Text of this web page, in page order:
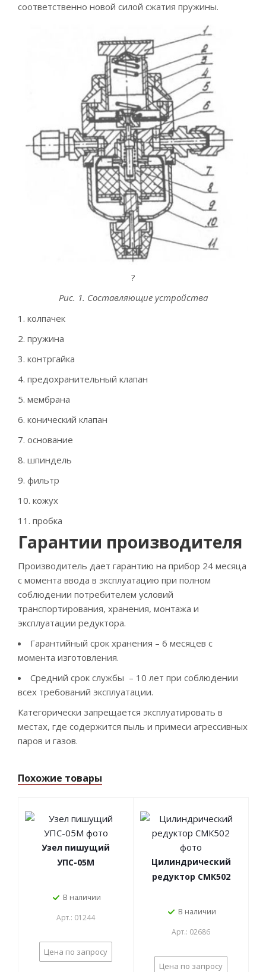
соответственно новой силой сжатия пружины.
?
Рис. 1. Составляющие устройства
колпачек
пружина
контргайка
предохранительный клапан
мембрана
конический клапан
основание
шпиндель
фильтр
кожух
пробка
Гарантии производителя
Производитель дает гарантию на прибор 24 месяца
с момента ввода в эксплуатацию при полном
соблюдении потребителем условий
транспортирования, хранения, монтажа и
эксплуатации редуктора.
Гарантийный срок хранения – 6 месяцев с
момента изготовления.
Средний срок службы – 10 лет при соблюдении
всех требований эксплуатации.
Категорически запрещается эксплуатировать в
местах, где содержится пыль и примеси агрессивных
паров и газов.
Похожие товары
Узел пишущий
УПС-05М
В наличии
Арт.: 01244
Цена по запросу
Цилиндрический
редуктор СМК502
В наличии
Арт.: 02686
Цена по запросу